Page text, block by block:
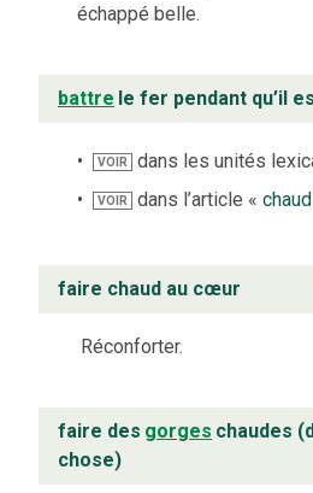
échappé belle.
battre le fer pendant qu’il
VOIR dans les unités
VOIR dans l’article «chaud
faire chaud au cœur
Réconforter.
faire des gorges chaudes
chose)